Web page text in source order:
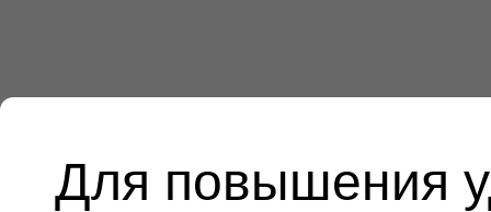
Для повышения